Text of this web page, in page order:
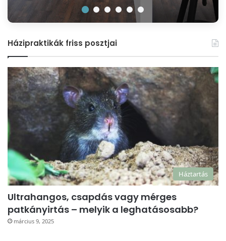
Házipraktikák friss posztjai
Háztartás
Ultrahangos, csapdás vagy mérges
patkányirtás – melyik a leghatásosabb?
március 9, 2025